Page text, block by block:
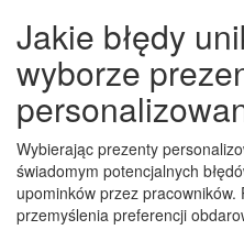
Jakie błędy
wyborze
Wybierając prezenty
świadomym potencjalnych
upominków przez
przemyślenia preferencji